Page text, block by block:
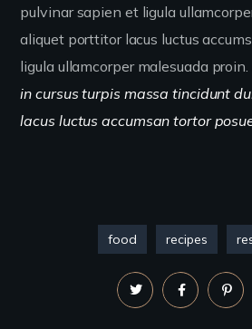
pulvinar sapien et ligula
aliquet porttitor lacus luctus
ligula ullamcorper malesuada proin.
in cursus turpis massa tincidunt
lacus luctus accumsan tortor
food recipes